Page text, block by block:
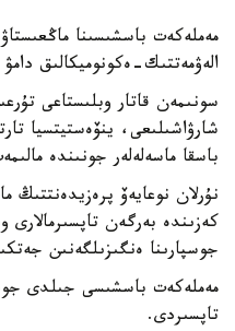
الەۋمەتتىك-ەكونوميكالىق
سونىمەن قاتار وبلىستاعى
شارۋاشىلىعى، ينۆەستيتسيا
باسقا ماسەلەلەر جونىندە
نۇرلان نوعايەۆ
كەزىندە بەرگەن
جوسپارىنا ەنگىزىلگەنىن
مەملەكەت باسشىسى جىلدى
تاپسىردى.